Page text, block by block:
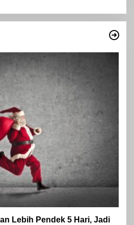
Lebih Pendek 5 Hari, Jadi